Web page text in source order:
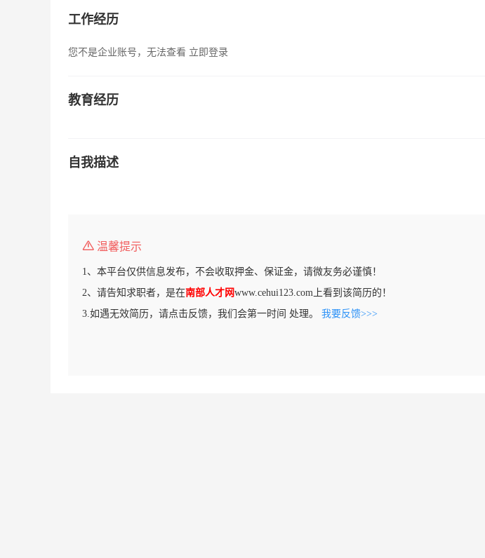
工作经历
您不是企业账号，无法查看 立即登录
教育经历
自我描述
温馨提示
1、本平台仅供信息发布，不会收取押金、保证金，请微友务必谨慎！
2、请告知求职者，是在南部人才网www.cehui123.com上看到该简历的！
3.如遇无效简历，请点击反馈，我们会第一时间 处理。 我要反馈>>>